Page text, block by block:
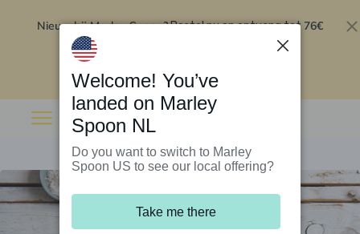
Nieuw bij Marley Spoon?Bestel nu en ontvang tot 76€
Welcome! You’ve
landed on Marley
Spoon NL
Do you want to switch to Marley
Spoon US to see our local offering?
Take me there